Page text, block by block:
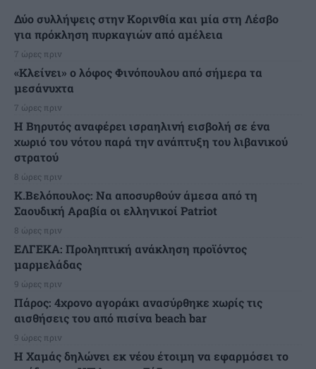
Δύο συλλήψεις στην Κορινθία και μία στη Λέσβο
για πρόκληση πυρκαγιών από αμέλεια
7 ώρες πριν
«Κλείνει» ο λόφος Φινόπουλου από σήμερα τα
μεσάνυχτα
7 ώρες πριν
Η Βηρυτός αναφέρει ισραηλινή εισβολή σε ένα
χωριό του νότου παρά την ανάπτυξη του λιβανικού
στρατού
8 ώρες πριν
Κ.Βελόπουλος: Να αποσυρθούν άμεσα από τη
Σαουδική Αραβία οι ελληνικοί Patriot
8 ώρες πριν
ΕΛΓΕΚΑ: Προληπτική ανάκληση προϊόντος
μαρμελάδας
9 ώρες πριν
Πάρος: 4χρονο αγοράκι ανασύρθηκε χωρίς τις
αισθήσεις του από πισίνα beach bar
9 ώρες πριν
Η Χαμάς δηλώνει εκ νέου έτοιμη να εφαρμόσει το